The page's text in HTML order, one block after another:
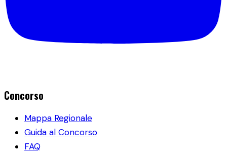
Concorso
Mappa Regionale
Guida al Concorso
FAQ